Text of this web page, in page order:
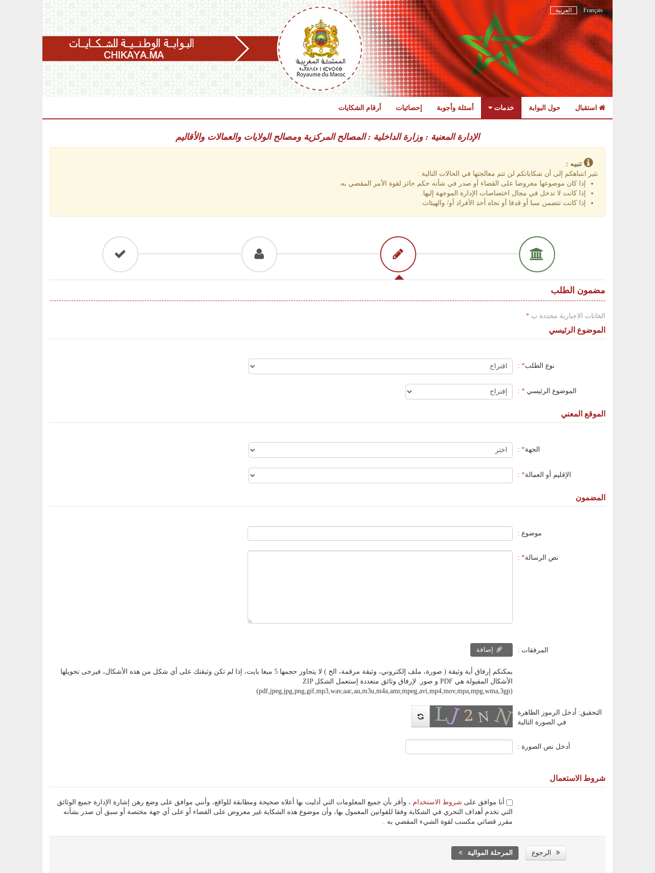
Français العربية
استقبال حول البوابة خدمات أسئلة وأجوبة إحصائيات أرقام الشكايات
content
الإدارة المعنية : وزارة الداخلية : المصالح المركزية ومصالح الولايات والعمالات والأقاليم
تنبيه :
نثير انتباهكم إلى أن شكاياتكم لن تتم معالجتها في الحالات التالية :
إذا كان موضوعها معروضا على القضاء أو صدر في شأنه حكم حائز لقوة الأمر المقضي به.
إذا كانت لا تدخل في مجال اختصاصات الإدارة الموجهة إليها.
إذا كانت تتضمن سبا أو قدفا أو تجاه أحد الأفراد أو/ والهيئات.
مضمون الطلب
الخانات الاجبارية محددة ب *
الموضوع الرئيسي
نوع الطلب*
:
الموضوع الرئيسي *
:
الموقع المعني
الجهة*
:
الإقليم أو العمالة*
:
المضمون
موضوع :
نص الرسالة*
:
المرفقات : إضافة
يمكنكم إرفاق أية وثيقة ( صورة، ملف إلكتروني، وثيقة مرقمة، الخ ) لا يتجاوز حجمها 5 ميغا بايت، إذا لم تكن وثيقتك على أي شكل من هذه الأشكال، فيرجى تحويلها
الأشكال المقبولة هي PDF و صور. لإرفاق وثائق متعددة إستعمل الشكل ZIP
(pdf,jpeg,jpg,png,gif,mp3,wav,aac,au,m3u,m4a,amr,mpeg,avi,mp4,mov,mpa,mpg,wma,3gp)
التحقيق: أدخل الرموز الظاهرة
في الصورة التالية
أدخل نص الصورة :
شروط الاستعمال
شروط الاستخدام
، وأقر بأن جميع المعلومات التي أدليت بها أعلاه صحيحة ومطابقة للواقع، وأنني موافق على وضع رهن إشارة الإدارة جميع الوثائق
التي تخدم أهداف التحري في الشكاية وفقا للقوانين المعمول بها، وأن موضوع هذه الشكاية غير معروض على القضاء أو على أي جهة مختصة أو سبق أن صدر بشأنه
مقرر قضائي مكسب لقوة الشيء المقضي به .
الرجوع المرحلة الموالية